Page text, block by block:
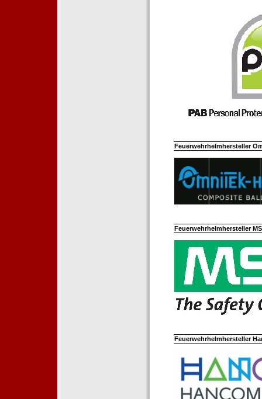
Feuerwehrhelmhersteller
Feuerwehrhelmhersteller
Feuerwehrhelmhersteller